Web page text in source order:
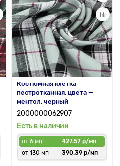
Костюмная клетка
пестротканная, цвета —
ментол, черный
2000000062907
Есть в наличии
от 6 мп
427.57 р/мп
от 130 мп
390.39 р/мп